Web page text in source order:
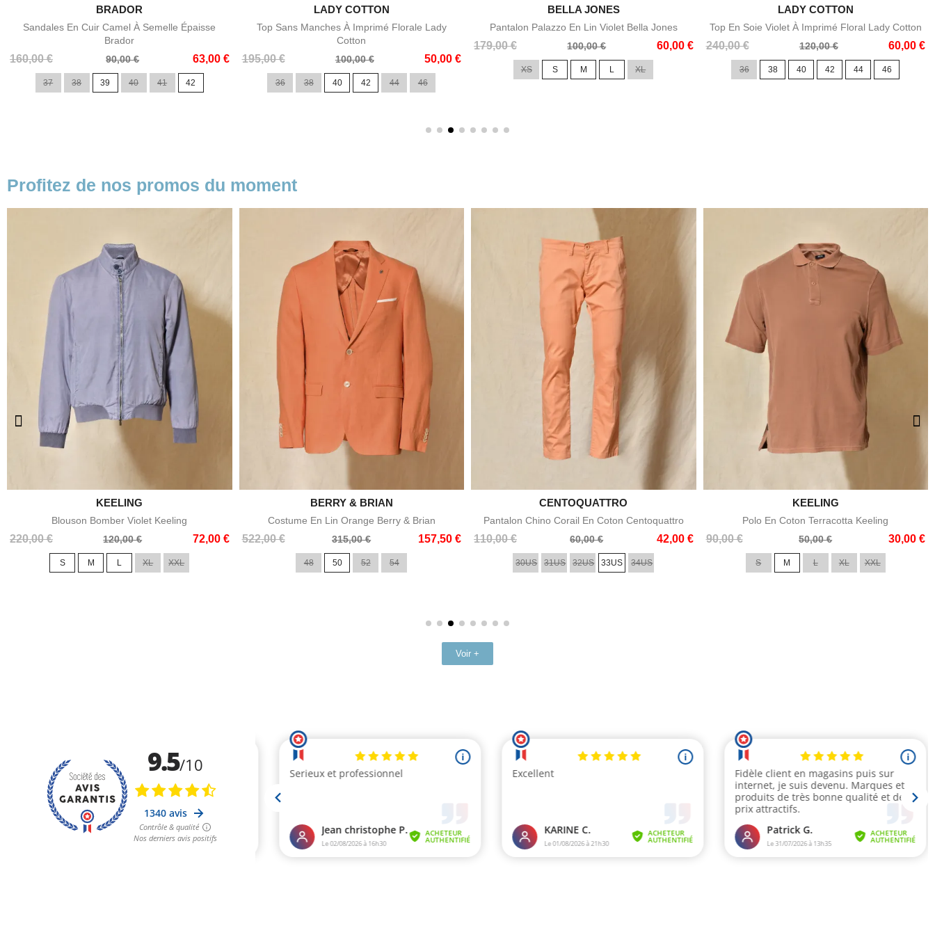
Aperçu rapide
BRADOR
Sandales En Cuir Camel À Semelle Épaisse
Brador
160,00 €
Prix
90,00 € 63,00 €
Prix
37 38 39 40 41 42
Aperçu rapide
LADY COTTON
Top Sans Manches À Imprimé Florale Lady
Cotton
195,00 €
Prix
100,00 € 50,00 €
Prix
36 38 40 42 44 46
Aperçu rapide
BELLA JONES
Pantalon Palazzo En Lin Violet Bella Jones
179,00 €
Prix
100,00 € 60,00 €
Prix
XS S M L XL
Aperçu rapide
LADY COTTON
Top En Soie Violet À Imprimé Floral Lady Cotton
240,00 €
Prix
120,00 € 60,00 €
Prix
36 38 40 42 44 46
Profitez de nos promos du moment
Aperçu rapide
KEELING
Blouson Bomber Violet Keeling
220,00 €
Prix
120,00 € 72,00 €
Prix
S M L XL XXL
Aperçu rapide
BERRY & BRIAN
Costume En Lin Orange Berry & Brian
522,00 €
Prix
315,00 € 157,50 €
Prix
48 50 52 54
Aperçu rapide
CENTOQUATTRO
Pantalon Chino Corail En Coton Centoquattro
110,00 €
Prix
60,00 € 42,00 €
Prix
30US 31US 32US 33US 34US
Aperçu rapide
KEELING
Polo En Coton Terracotta Keeling
90,00 €
Prix
50,00 € 30,00 €
Prix
S M L XL XXL
Voir +